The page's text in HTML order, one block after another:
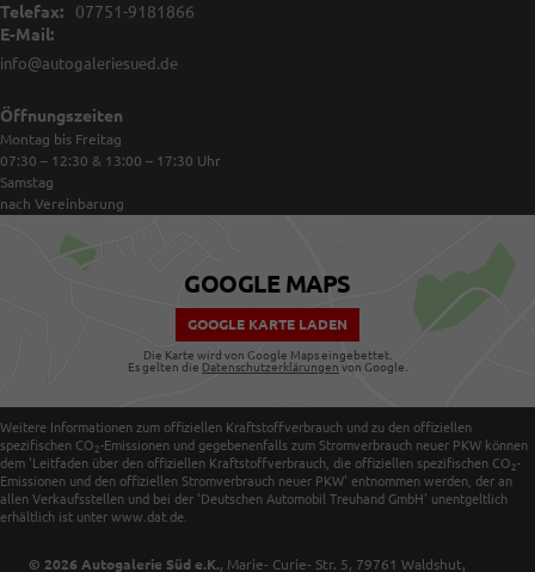
Telefax:
07751-9181866
E-Mail:
info@autogaleriesued.de
Öffnungszeiten
Montag bis Freitag
07:30 – 12:30 & 13:00 – 17:30 Uhr
Samstag
nach Vereinbarung
GOOGLE MAPS
GOOGLE KARTE LADEN
Die Karte wird von Google Maps eingebettet.
Es gelten die Datenschutzerklärungen von Google.
Weitere Informationen zum offiziellen Kraftstoffverbrauch und zu den offiziellen
spezifischen CO 2-Emissionen und gegebenenfalls zum Stromverbrauch neuer PKW können
dem 'Leitfaden über den offiziellen Kraftstoffverbrauch, die offiziellen spezifischen CO 2-
Emissionen und den offiziellen Stromverbrauch neuer PKW' entnommen werden, der an
allen Verkaufsstellen und bei der 'Deutschen Automobil Treuhand GmbH' unentgeltlich
erhältlich ist unter www.dat.de.
© 2026 Autogalerie Süd e.K., Marie- Curie- Str. 5, 79761 Waldshut,